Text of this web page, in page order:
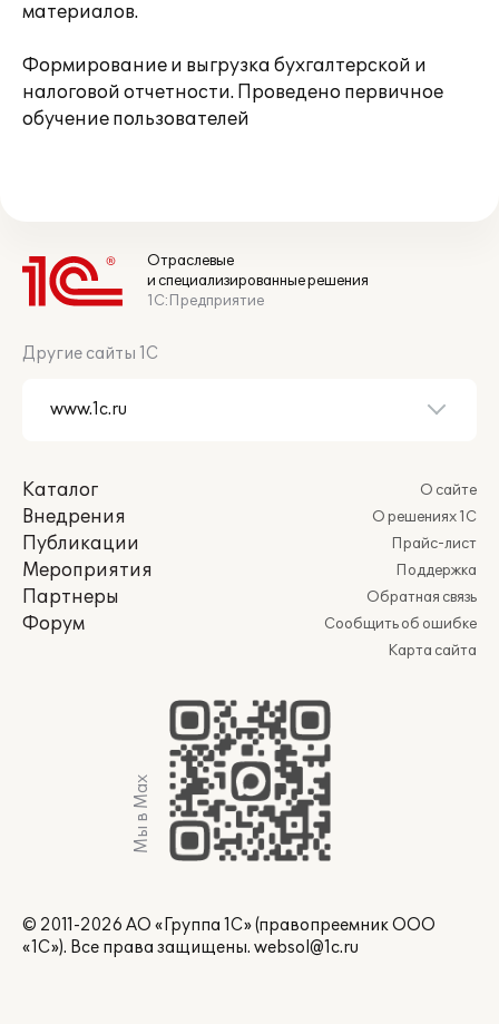
материалов.
Формирование и выгрузка бухгалтерской и
налоговой отчетности. Проведено первичное
обучение пользователей
Отраслевые
и специализированные решения
1С:Предприятие
Другие сайты 1С
Каталог
Внедрения
Публикации
Мероприятия
Партнеры
Форум
О сайте
О решениях 1С
Прайс-лист
Поддержка
Обратная связь
Сообщить об ошибке
Карта сайта
Мы в Max
© 2011-2026 АО «Группа 1С» (правопреемник ООО
«1С»). Все права защищены. websol@1c.ru